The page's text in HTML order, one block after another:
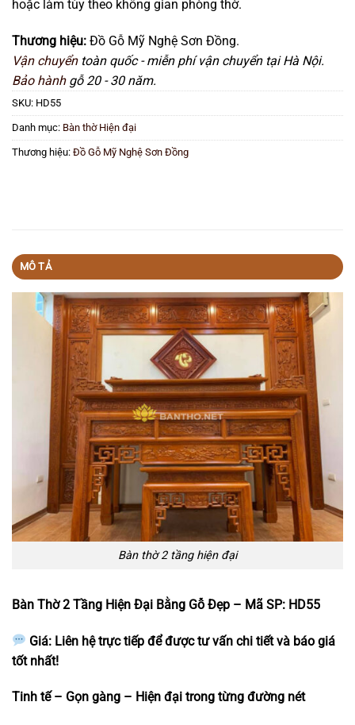
hoặc làm tùy theo không gian phòng thờ.
Thương hiệu: Đồ Gỗ Mỹ Nghệ Sơn Đồng.
Vận chuyểntoàn quốc - miễn phí vận chuyển tại Hà Nội.
Bảo hànhgỗ 20 - 30 năm.
SKU: HD55
Danh mục: Bàn thờ Hiện đại
Thương hiệu: Đồ Gỗ Mỹ Nghệ Sơn Đồng
MÔ TẢ
Bàn thờ 2 tầng hiện đại
Bàn Thờ 2 Tầng Hiện Đại Bằng Gỗ Đẹp – Mã SP: HD55
Giá: Liên hệ trực tiếp để được tư vấn chi tiết và báo giá
tốt nhất!
Tinh tế – Gọn gàng – Hiện đại trong từng đường nét